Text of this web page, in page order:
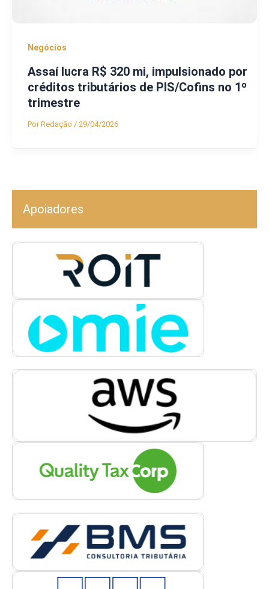
Negócios
Assaí lucra R$ 320 mi, impulsionado por
créditos tributários de PIS/Cofins no 1º
trimestre
PorRedação / 29/04/2026
Apoiadores